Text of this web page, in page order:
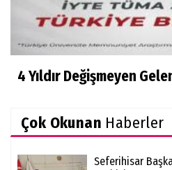
4 Yıldır Değişmeyen
Çok Okunan Haberler
Seferihisar